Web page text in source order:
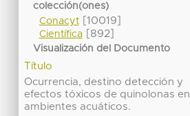
colección(ones)
Conacyt[10019]
Científica[892]
Visualización del Documento
Título
Ocurrencia, destino detección y
efectos tóxicos de quinolonas en
ambientes acuáticos.